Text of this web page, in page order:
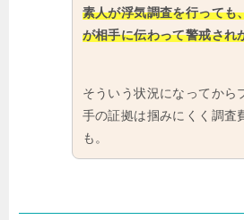
素人が浮気調査を行っても
が相手に伝わって警戒され
そういう状況になってから
手の証拠は掴みにくく調査
も。